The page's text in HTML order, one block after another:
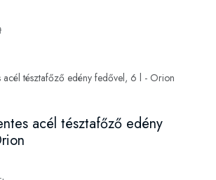
acél tésztafőző edény